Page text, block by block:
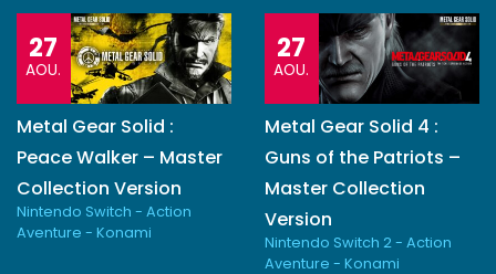
27
AOU.
Metal Gear Solid :
Peace Walker – Master
Collection Version
Nintendo Switch - Action
Aventure - Konami
27
AOU.
Metal Gear Solid 4 :
Guns of the Patriots –
Master Collection
Version
Nintendo Switch 2 - Action
Aventure - Konami